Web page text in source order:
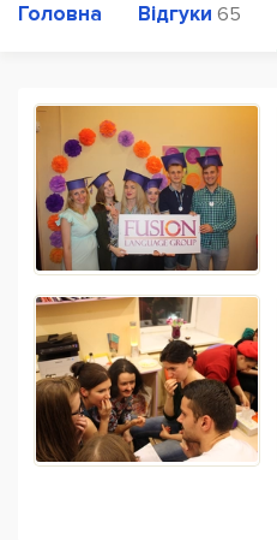
Головна Відгуки 65